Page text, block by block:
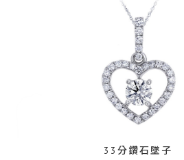
33分鑽石墜子